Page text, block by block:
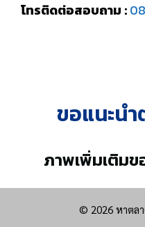
โทรติดต่อสอบถาม :
ขอแนะน
ภาพเพิ่มเติม
© 2026 หาตล